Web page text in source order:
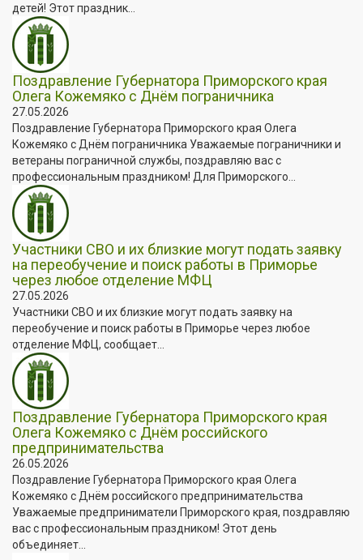
детей! Этот праздник...
Поздравление Губернатора Приморского края
Олега Кожемяко с Днём пограничника
27.05.2026
Поздравление Губернатора Приморского края Олега
Кожемяко с Днём пограничника Уважаемые пограничники и
ветераны пограничной службы, поздравляю вас с
профессиональным праздником! Для Приморского...
Участники СВО и их близкие могут подать заявку
на переобучение и поиск работы в Приморье
через любое отделение МФЦ
27.05.2026
Участники СВО и их близкие могут подать заявку на
переобучение и поиск работы в Приморье через любое
отделение МФЦ, сообщает...
Поздравление Губернатора Приморского края
Олега Кожемяко с Днём российского
предпринимательства
26.05.2026
Поздравление Губернатора Приморского края Олега
Кожемяко с Днём российского предпринимательства
Уважаемые предприниматели Приморского края, поздравляю
вас с профессиональным праздником! Этот день
объединяет...